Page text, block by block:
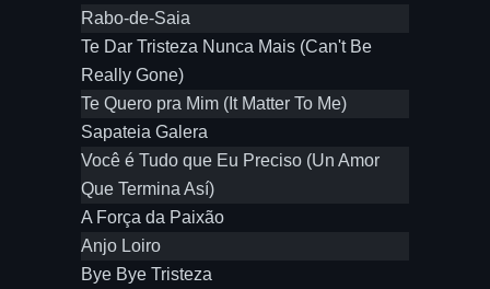
Rabo-de-Saia
Te Dar Tristeza Nunca Mais (Can't Be
Really Gone)
Te Quero pra Mim (It Matter To Me)
Sapateia Galera
Você é Tudo que Eu Preciso (Un Amor
Que Termina Así)
A Força da Paixão
Anjo Loiro
Bye Bye Tristeza